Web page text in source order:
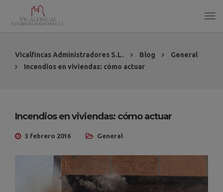
Vicalfincas Administradores S.L. Blog
General
Incendios en viviendas: cómo actuar
Incendios en viviendas: cómo actuar
3 febrero 2016 General